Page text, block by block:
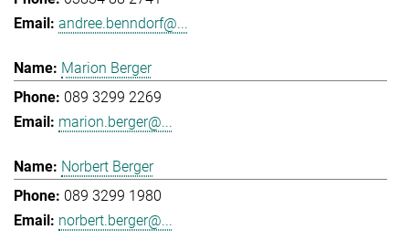
andree.benndorf@...
Marion Berger
089 3299 2269
marion.berger@...
Norbert Berger
089 3299 1980
norbert.berger@...